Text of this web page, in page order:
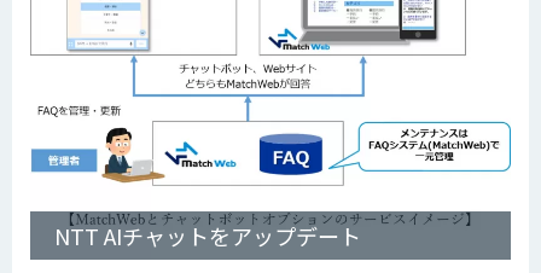
NTT AIチャットをアップデート